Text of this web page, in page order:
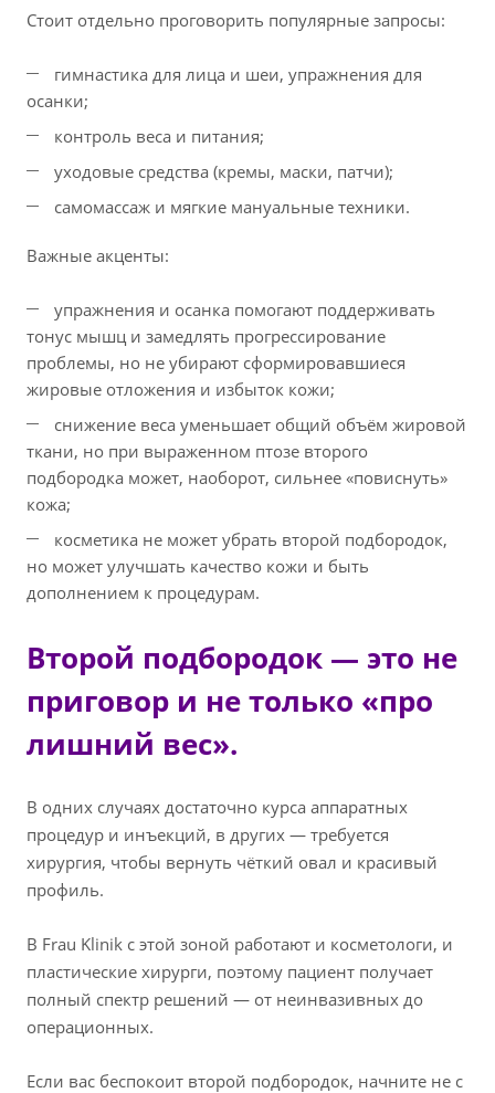
Стоит отдельно проговорить популярные запросы:
гимнастика для лица и шеи, упражнения для
осанки;
контроль веса и питания;
уходовые средства (кремы, маски, патчи);
самомассаж и мягкие мануальные техники.
Важные акценты:
упражнения и осанка помогают поддерживать
тонус мышц и замедлять прогрессирование
проблемы, но не убирают сформировавшиеся
жировые отложения и избыток кожи;
снижение веса уменьшает общий объём жировой
ткани, но при выраженном птозе второго
подбородка может, наоборот, сильнее «повиснуть»
кожа;
косметика не может убрать второй подбородок,
но может улучшать качество кожи и быть
дополнением к процедурам.
Второй подбородок — это не
приговор и не только «про
лишний вес».
В одних случаях достаточно курса аппаратных
процедур и инъекций, в других — требуется
хирургия, чтобы вернуть чёткий овал и красивый
профиль.
В Frau Klinik с этой зоной работают и косметологи, и
пластические хирурги, поэтому пациент получает
полный спектр решений — от неинвазивных до
операционных.
Если вас беспокоит второй подбородок, начните не с